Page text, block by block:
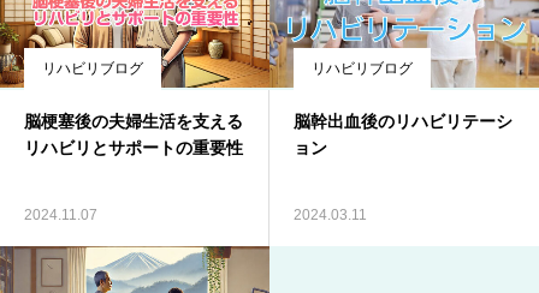
リハビリブログ
脳梗塞後の夫婦生活を支える
リハビリとサポートの重要性
2024.11.07
リハビリブログ
脳幹出血後のリハビリテーシ
ョン
2024.03.11